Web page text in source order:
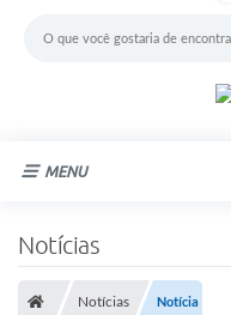
MENU
Notícias
Notícias Notícia